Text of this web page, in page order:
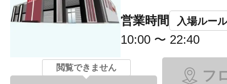
営業時間 入場ルール
10:00 〜 22:40
閲覧できません
フ